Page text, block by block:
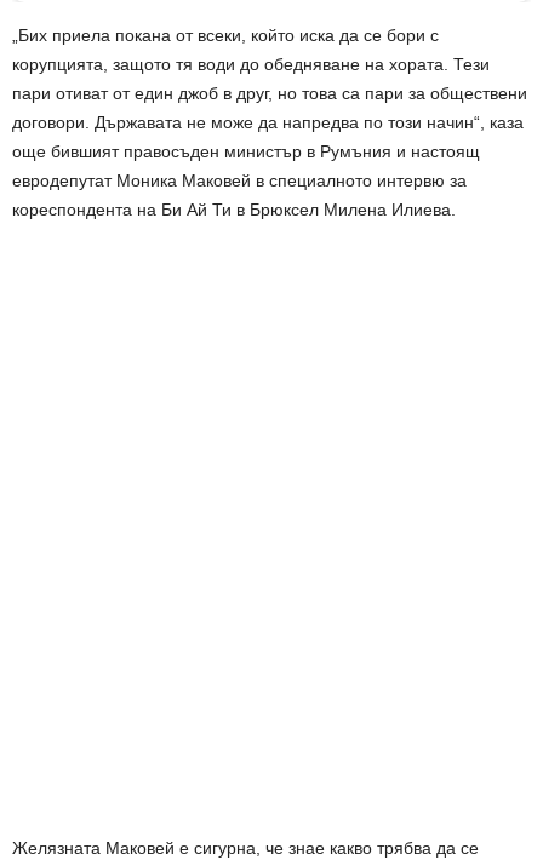
„Бих приела покана от всеки, който иска да се бори с
корупцията, защото тя води до обедняване на хората. Тези
пари отиват от един джоб в друг, но това са пари за обществени
договори. Държавата не може да напредва по този начин“, каза
още бившият правосъден министър в Румъния и настоящ
евродепутат Моника Маковей в специалното интервю за
кореспондента на Би Ай Ти в Брюксел Милена Илиева.
Желязната Маковей е сигурна, че знае какво трябва да се